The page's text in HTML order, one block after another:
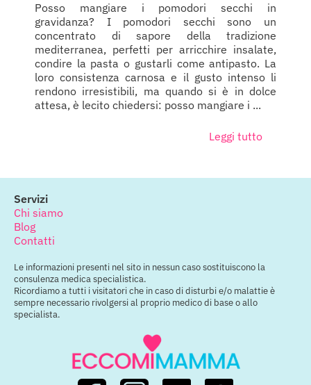
Posso mangiare i pomodori secchi in
gravidanza? I pomodori secchi sono un
concentrato di sapore della tradizione
mediterranea, perfetti per arricchire insalate,
condire la pasta o gustarli come antipasto. La
loro consistenza carnosa e il gusto intenso li
rendono irresistibili, ma quando si è in dolce
attesa, è lecito chiedersi: posso mangiare i ...
Leggi tutto
Servizi
Chi siamo
Blog
Contatti
Le informazioni presenti nel sito in nessun caso sostituiscono la
consulenza medica specialistica.
Ricordiamo a tutti i visitatori che in caso di disturbi e/o malattie è
sempre necessario rivolgersi al proprio medico di base o allo
specialista.